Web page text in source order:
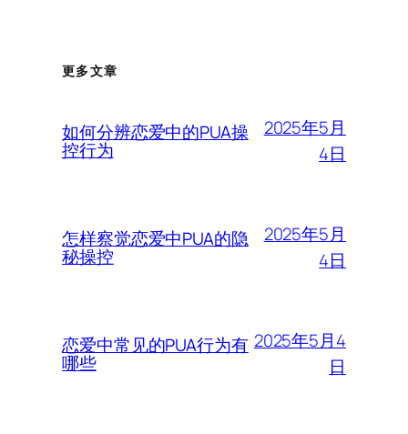
更多文章
如何分辨恋爱中的PUA操
控行为
2025年5月
4日
怎样察觉恋爱中PUA的隐
秘操控
2025年5月
4日
恋爱中常见的PUA行为有
哪些
2025年5月4
日